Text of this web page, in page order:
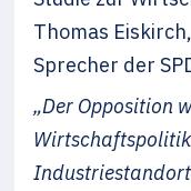
Thomas
Sprecher der
„Der Opposition